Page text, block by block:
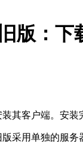
版：
其客户端。安
采用单独的服